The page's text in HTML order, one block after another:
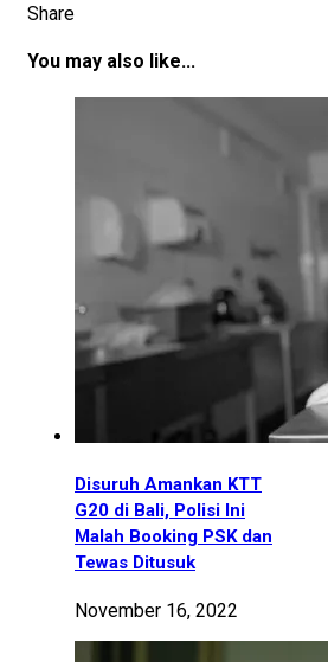
Share
You may also like...
Disuruh Amankan KTT
G20 di Bali, Polisi Ini
Malah Booking PSK dan
Tewas Ditusuk
November 16, 2022